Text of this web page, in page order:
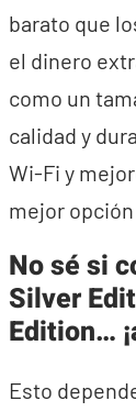
barato que
el dinero
como un
calidad y
Wi-Fi y
mejor opción
No sé si
Silver
Edition…
Esto